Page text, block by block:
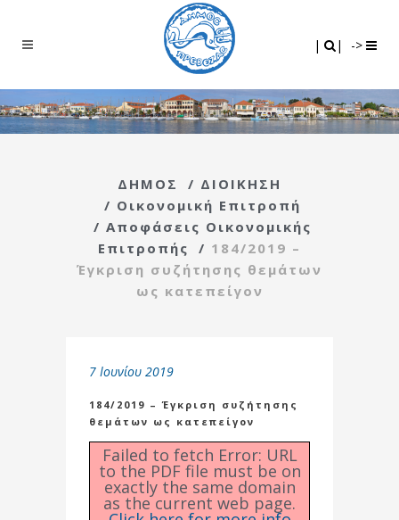
| | ->
ΔΗΜΟΣ / ΔΙΟΙΚΗΣΗ
/ Οικονομική Επιτροπή
/ Αποφάσεις Οικονομικής
Επιτροπής
/ 184/2019 –
Έγκριση συζήτησης θεμάτων
ως κατεπείγον
7 Ιουνίου 2019
184/2019 – Έγκριση συζήτησης
θεμάτων ως κατεπείγον
Failed to fetch Error: URL
to the PDF file must be on
exactly the same domain
as the current web page.